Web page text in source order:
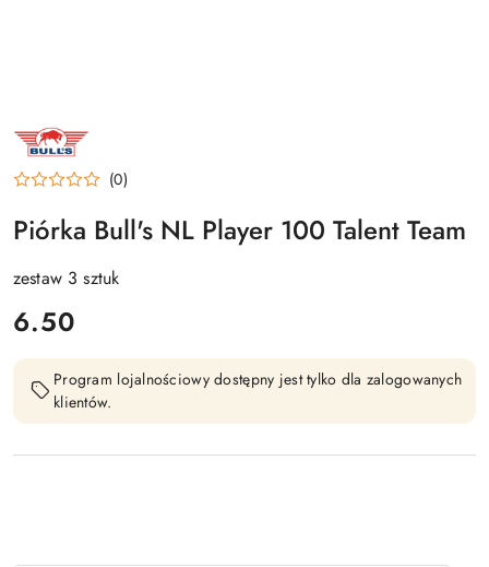
NAZWA
PRODUCENTA:
BULL'S
NL (0)
Piórka Bull's NL Player 100 Talent Team
zestaw 3 sztuk
cena:
6.50
Program lojalnościowy dostępny jest tylko dla zalogowanych
klientów.